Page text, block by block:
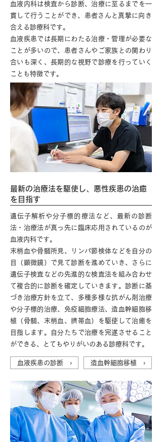
血液内科は検査から診断、治療に至るまでを一
貫して​行うことができ、患者さんと真摯に向き
合える診療科です。
血液疾患では長期にわたる治療・管理が必要な
ことが多いので、患者さんやご家族との関わり
合いも深く、長期的な視野で診療を行っていく
ことも特徴です。
最新の治療法を駆使し、悪性疾患の治癒
を目指す
遺伝子解析や分子標的療法など、最新の診断
法・治療法が真っ先に臨床応用されているのが
血液内科です。
末梢血や骨髄所見、リンパ節検体などを自分の
目（顕微鏡）で見て診断を進めていき、さらに
遺伝子検査などの先進的な検査法を組み合わせ
て複合的に診断を確定していきます。診断に基
づき治療方針を立て、多種多様な抗がん剤治療
や分子標的治療、免疫細胞療法、造血幹細胞移
植（骨髄、末梢血、臍帯血）を駆使して治癒を
目指します。自分たちで治療を完遂させること
ができる、とてもやりがいのある診療科です。
血液疾患の診断 › 造血幹細胞移植 ›